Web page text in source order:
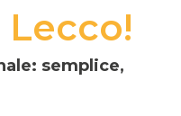
semplice,